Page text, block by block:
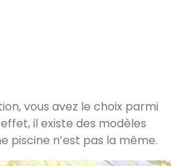
vous avez le choix parmi
il existe des modèles
piscine n’est pas la même.